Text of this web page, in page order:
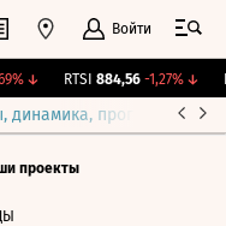
Войти
↓ RTSI 884,56 -1,27%↓
прогнозы
проекты